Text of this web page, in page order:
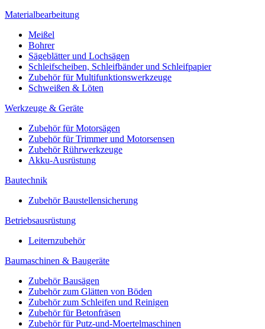
Materialbearbeitung
Meißel
Bohrer
Sägeblätter und Lochsägen
Schleifscheiben, Schleifbänder und Schleifpapier
Zubehör für Multifunktionswerkzeuge
Schweißen & Löten
Werkzeuge & Geräte
Zubehör für Motorsägen
Zubehör für Trimmer und Motorsensen
Zubehör Rührwerkzeuge
Akku-Ausrüstung
Bautechnik
Zubehör Baustellensicherung
Betriebsausrüstung
Leiternzubehör
Baumaschinen & Baugeräte
Zubehör Bausägen
Zubehör zum Glätten von Böden
Zubehör zum Schleifen und Reinigen
Zubehör für Betonfräsen
Zubehör für Putz-und-Moertelmaschinen